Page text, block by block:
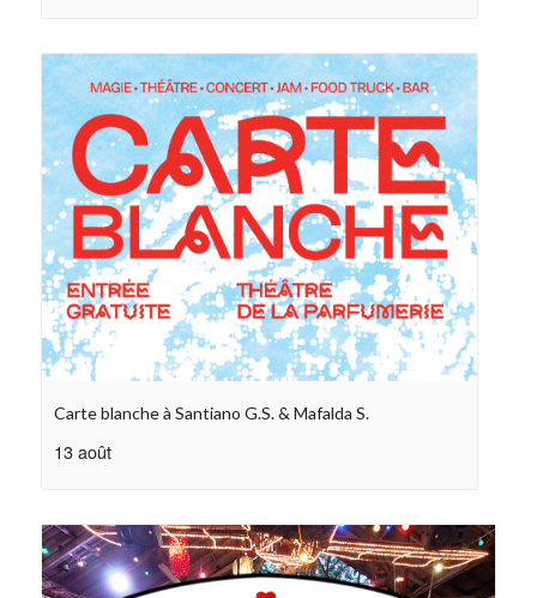
Carte blanche à Santiano G.S. & Mafalda S.
13 août